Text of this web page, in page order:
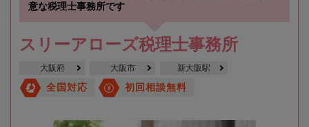
意な税理士事務所です
スリーアローズ税理士事務所
大阪府 大阪市 新大阪駅
全国対応 初回相談無料